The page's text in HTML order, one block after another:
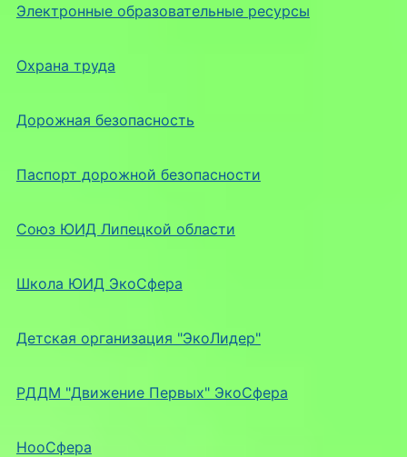
Электронные образовательные ресурсы
Охрана труда
Дорожная безопасность
Паспорт дорожной безопасности
Союз ЮИД Липецкой области
Школа ЮИД ЭкоСфера
Детская организация "ЭкоЛидер"
РДДМ "Движение Первых" ЭкоСфера
НооСфера